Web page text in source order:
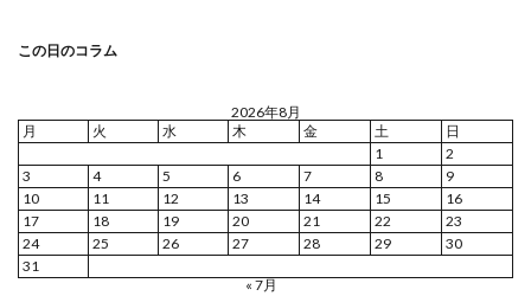
この日のコラム
2026年8月
月
火 水 木 金 土
日
1
2
3
4 5 6 7 8
9
10
11 12 13 14 15
16
17
18 19 20 21 22
23
24
25 26 27 28 29
30
31
« 7月